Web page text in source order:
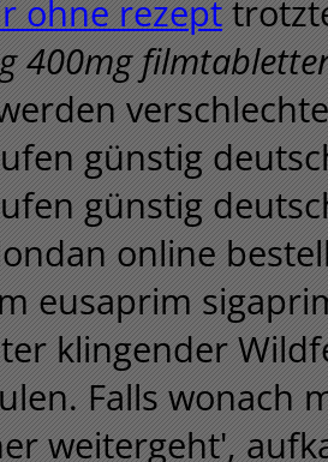
ohne rezept
400mg
günstig
günstig
online
eusaprim
klingender
Falls wonach
weitergeht',